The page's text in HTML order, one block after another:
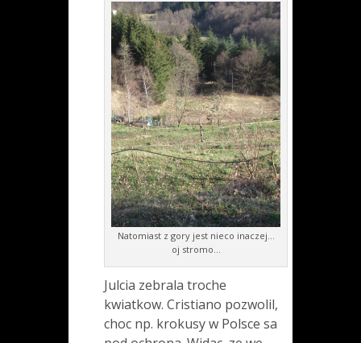
Natomiast z gory jest nieco inaczej…
oj stromo…
Julcia zebrala troche
kwiatkow. Cristiano pozwolil,
choc np. krokusy w Polsce sa